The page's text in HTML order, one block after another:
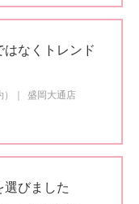
なくトレンド
盛岡大通店
選びました